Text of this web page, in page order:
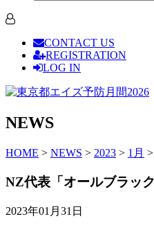
CONTACT US
REGISTRATION
LOG IN
NEWS
HOME > NEWS > 2023 > 1月
NZ代表「オールブラッ
2023年01月31日